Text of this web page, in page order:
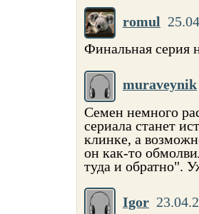
romul
Финальная серия
muraveynik
Семен немного
сериала станет
клинке, а
он как-то
туда и обратно".
Igor